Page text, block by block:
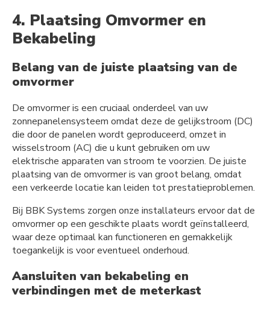
4. Plaatsing Omvormer en
Bekabeling
Belang van de juiste plaatsing van de
omvormer
De omvormer is een cruciaal onderdeel van uw
zonnepanelensysteem omdat deze de gelijkstroom (DC)
die door de panelen wordt geproduceerd, omzet in
wisselstroom (AC) die u kunt gebruiken om uw
elektrische apparaten van stroom te voorzien. De juiste
plaatsing van de omvormer is van groot belang, omdat
een verkeerde locatie kan leiden tot prestatieproblemen.
Bij BBK Systems zorgen onze installateurs ervoor dat de
omvormer op een geschikte plaats wordt geïnstalleerd,
waar deze optimaal kan functioneren en gemakkelijk
toegankelijk is voor eventueel onderhoud.
Aansluiten van bekabeling en
verbindingen met de meterkast